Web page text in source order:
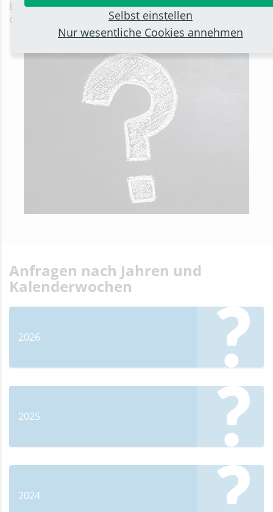
gesammelt und den anderen Ratsmitgliedern sowie
der Öffentlichkeit nachfolgend bekannt gegeben.
Anfragen nach Jahren und
Kalenderwochen
2026
2025
2024
Selbst einstellen
Nur wesentliche Cookies annehmen